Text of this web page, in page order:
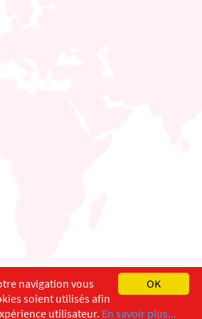
Français
Impressum
OK
navigation vous
soient utilisés afin
utilisateur. En savoir plus...